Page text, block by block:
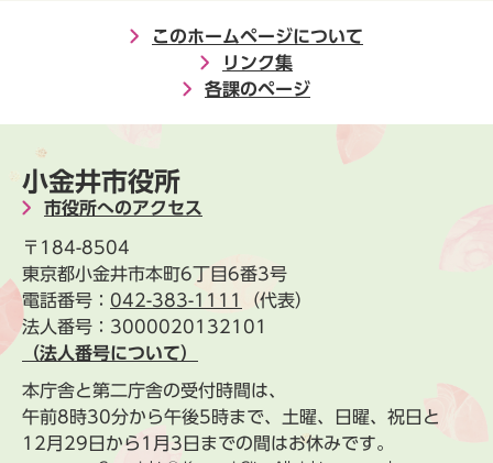
このホームページについて
リンク集
各課のページ
小金井市役所
市役所へのアクセス
〒184-8504
東京都小金井市本町6丁目6番3号
電話番号： 042-383-1111
（代表）
法人番号：3000020132101
（法人番号について）
本庁舎と第二庁舎の受付時間は、
午前8時30分から午後5時まで、土曜、日曜、祝日と
12月29日から1月3日までの間はお休みです。